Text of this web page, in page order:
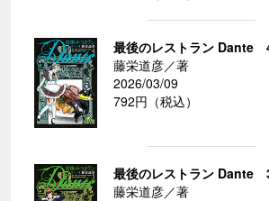
最後のレストラン Dante
藤栄道彦／著
2026/03/09
792円（税込）
最後のレストラン Dante
藤栄道彦／著